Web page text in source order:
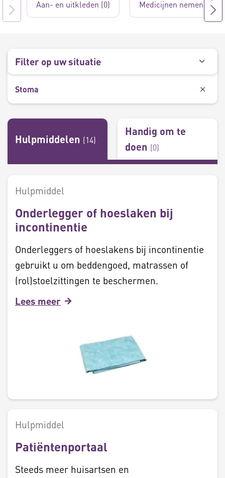
Aan- en uitkleden (0) Medicijnen nemen (2)
Filter op uw situatie
Stoma
Hulpmiddelen (14)
Handig om te
doen (0)
Hulpmiddel
Onderlegger of hoeslaken bij
incontinentie
Onderleggers of hoeslakens bij incontinentie
gebruikt u om beddengoed, matrassen of
(rol)stoelzittingen te beschermen.
Lees meer
Hulpmiddel
Patiëntenportaal
Steeds meer huisartsen en